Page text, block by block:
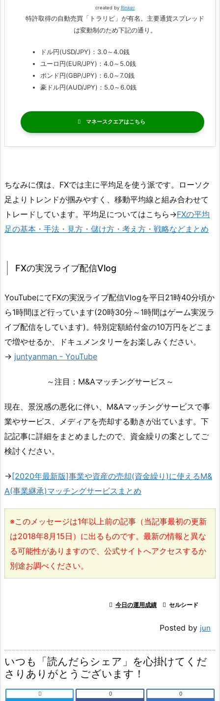
created by Rinker
特許取得の自動売買「トラリピ」が有名。主要通貨スプレッド
は変動制のため下記の通り。
ドル円(USD/JPY)：3.0～4.0銭
ユーロ円(EUR/JPY)：4.0～5.0銭
ポンド円(GBP/JPY)：6.0～7.0銭
豪ドル円(AUD/JPY)：5.0～6.0銭
マネースクエア
ちなみに僕は、FXでは主に平均足を使う派です。ローソク
足よりトレンドが掴みやすく、移動平均線と組み合わせて
トレードしています。平均足についてはこちら→FXの平均
足の基本・手法・見方・儲け方・考え方・戦略などまとめ
FXの実況ライブ配信Vlog
YouTubeにてFXの実況ライブ配信Vlogを平日21時40分頃か
ら1時間ほど行っています(20時30分～1時間はゲーム実況ラ
イブ配信をしています)。特別定額給付金の10万円をどこま
で増やせるか、ドキュメンタリーをお楽しみください。
→ juntyanman - YouTube
～注目：M&Aマッチングサービス～
現在、景況感の悪化に伴い、M&Aマッチングサービスで事
業やサービス、メディアを売却する動きが出ています。下
記記事に詳細をまとめましたので、資金繰りの案としてご
検討ください。
→[2020年最新版]事業や資産の売却(資金繰り)に使えるM&
A(事業継承)マッチングサービスまとめ
※このメッセージは1年以上前の記事（当記事最初の更新
は2018年8月15日）に出るものです。最新の情報と異な
る可能性がありますので、公式サイトへアクセスするか
別途お調べください。
 今日の運用成績  セルシード
Posted by jun
いつも「読んだらシェア」を心掛けてくだ
さりありがとうございます！
 0 0